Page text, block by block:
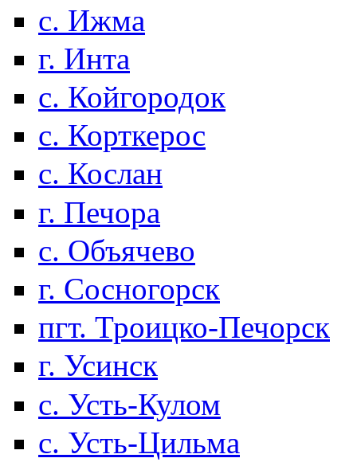
с. Ижма
г. Инта
с. Койгородок
с. Корткерос
с. Кослан
г. Печора
с. Объячево
г. Сосногорск
пгт. Троицко-Печорск
г. Усинск
с. Усть-Кулом
с. Усть-Цильма